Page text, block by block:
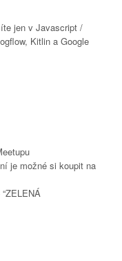
jen v Javascript /
Kitlin a Google
je možné si koupit na